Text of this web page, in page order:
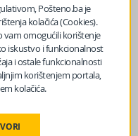
Pošteno.ba je
kolačića (Cookies).
vam omogućili korištenje
iskustvo i funkcionalnost
i ostale funkcionalnosti
korištenjem portala,
kolačića.